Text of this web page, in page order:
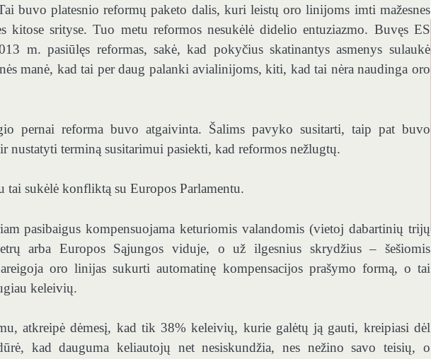
buvo platesnio reformų paketo dalis, kuri leistų oro linijoms imti mažesnes
kitose srityse. Tuo metu reformos nesukėlė didelio entuziazmo. Buvęs ES
m. pasiūlęs reformas, sakė, kad pokyčius skatinantys asmenys sulaukė
manė, kad tai per daug palanki avialinijoms, kiti, kad tai nėra naudinga oro
pernai reforma buvo atgaivinta. Šalims pavyko susitarti, taip pat buvo
nustatyti terminą susitarimui pasiekti, kad reformos nežlugtų.
tai sukėlė konfliktą su Europos Parlamentu.
pasibaigus kompensuojama keturiomis valandomis (vietoj dabartinių trijų
arba Europos Sąjungos viduje, o už ilgesnius skrydžius – šešiomis
oro linijas sukurti automatinę kompensacijos prašymo formą, o tai
keleivių.
atkreipė dėmesį, kad tik 38% keleivių, kurie galėtų ją gauti, kreipiasi dėl
kad dauguma keliautojų net nesiskundžia, nes nežino savo teisių, o